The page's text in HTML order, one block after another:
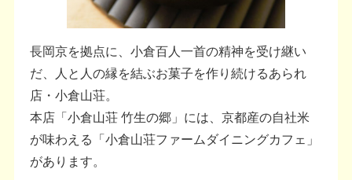
長岡京を拠点に、小倉百人一首の精神を受け継い
だ、人と人の縁を結ぶお菓子を作り続けるあられ
店・小倉山荘。
本店「小倉山荘 竹生の郷」には、京都産の自社米
が味わえる「小倉山荘ファームダイニングカフェ」
があります。